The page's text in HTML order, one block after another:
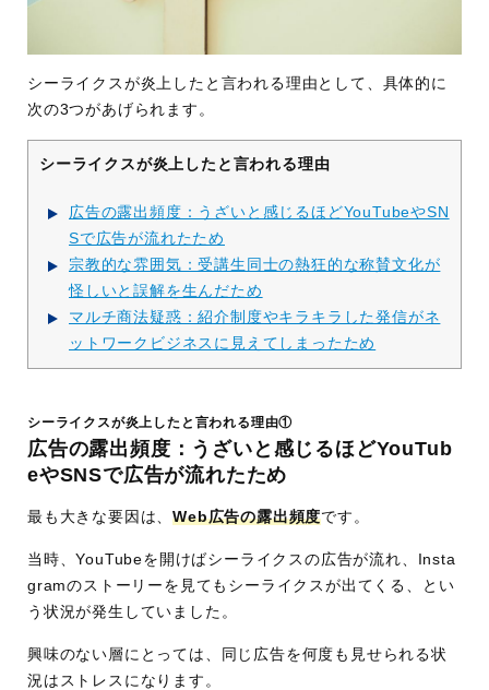
シーライクスが炎上したと言われる理由として、具体的に
次の3つがあげられます。
シーライクスが炎上したと言われる理由
広告の露出頻度：うざいと感じるほどYouTubeやSN
Sで広告が流れたため
宗教的な雰囲気：受講生同士の熱狂的な称賛文化が
怪しいと誤解を生んだため
マルチ商法疑惑：紹介制度やキラキラした発信がネ
ットワークビジネスに見えてしまったため
シーライクスが炎上したと言われる理由①
広告の露出頻度：うざいと感じるほどYouTub
eやSNSで広告が流れたため
最も大きな要因は、Web広告の露出頻度です。
当時、YouTubeを開けばシーライクスの広告が流れ、Insta
gramのストーリーを見てもシーライクスが出てくる、とい
う状況が発生していました。
興味のない層にとっては、同じ広告を何度も見せられる状
況はストレスになります。